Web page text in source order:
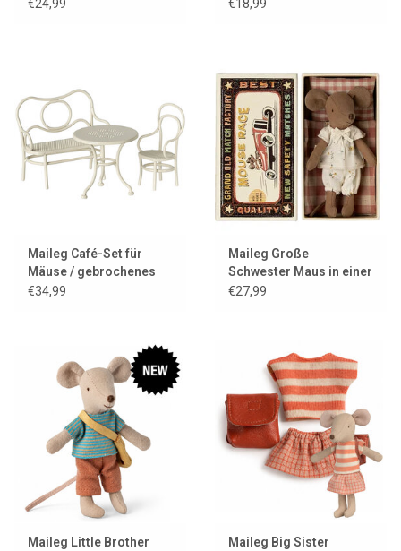
€24,99
€18,99
Maileg Café-Set für
Mäuse / gebrochenes
Weiß
€34,99
Maileg Große
Schwester Maus in einer
Streichholzschachtel
€27,99
Maileg Little Brother
Maileg Big Sister